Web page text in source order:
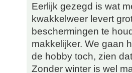
Eerlijk gezegd is wat
kwakkelweer levert
beschermingen te
makkelijker. We gaan
de hobby toch, zien
Zonder winter is wel